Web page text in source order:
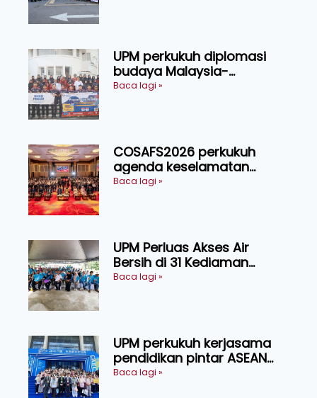
UPM perkukuh diplomasi
budaya Malaysia-
Indonesia melalui Narasi
Baca lagi »
COSAFS2026 perkukuh
agenda keselamatan
makanan, AgriHub pacu
Baca lagi »
UPM Perluas Akses Air
Bersih di 31 Kediaman
Orang Asli Tasik Chini
Baca lagi »
UPM perkukuh kerjasama
pendidikan pintar ASEAN
menerusi lawatan rasmi ke
Baca lagi »